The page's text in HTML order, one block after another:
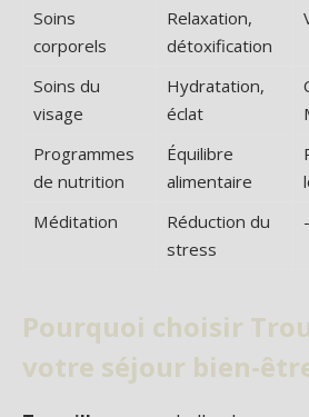
Soins
corporels
Relaxation,
détoxification
Soins du
visage
Hydratation,
éclat
Programmes
de nutrition
Équilibre
alimentaire
Méditation
Réduction du
stress
Pourquoi choisir
votre séjour bien-